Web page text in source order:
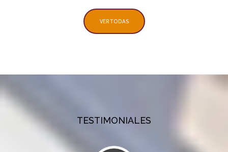
VER TODAS
TESTIMONIALES